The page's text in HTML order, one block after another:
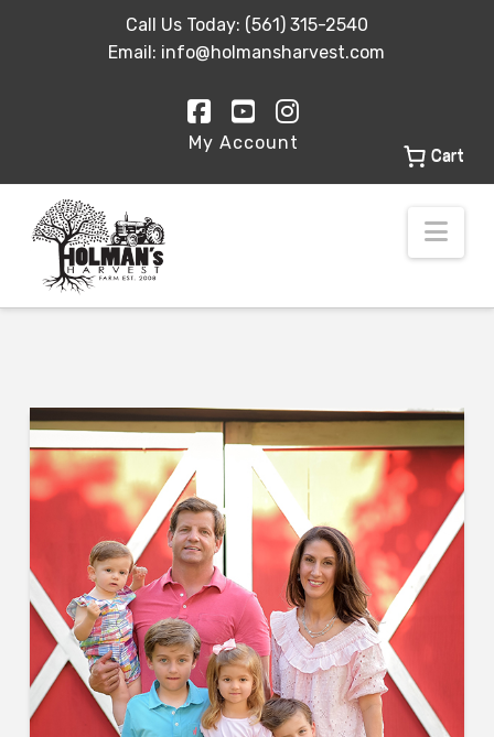
Call Us Today: (561) 315-2540
Email: info@holmansharvest.com
Facebook
YouTubeInstagram
Cart
My Account